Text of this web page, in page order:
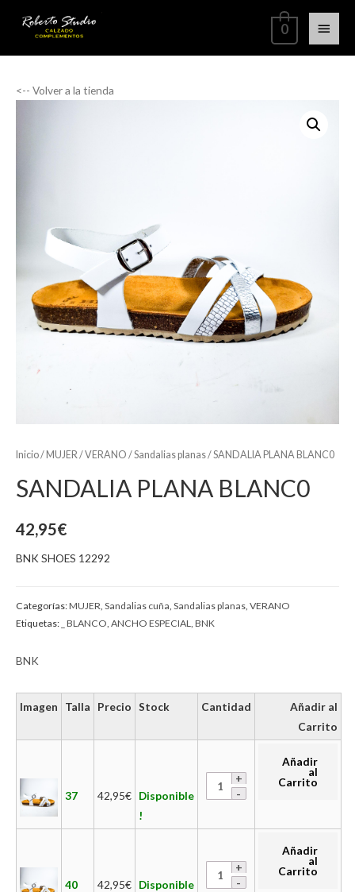
0
<-- Volver a la tienda
Inicio/ MUJER /VERANO /Sandalias planas/ SANDALIA PLANA BLANC0
SANDALIA PLANA BLANC0
42,95€
BNK SHOES 12292
Categorías:MUJER Sandalias cuña Sandalias planas VERANO
Etiquetas: _ BLANCO ANCHO ESPECIAL BNK
BNK
Imagen Talla Precio Stock Cantidad
Añadir al
Carrito
37 42,95€ Disponible
!
Añadir
al
Carrito
40 42,95€ Disponible
Añadir
al
Carrito